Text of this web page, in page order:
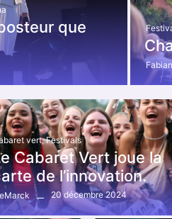
que
vert, Festivals
Cabaret Vert joue la
de l’innovation.
20 décembre 2024